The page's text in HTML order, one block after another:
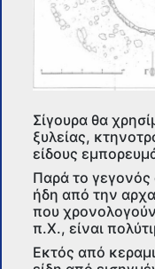
Σίγουρα θα
ξυλείας,
είδους
Παρά το γεγονός
ήδη από την
που
π.Χ., είναι
Εκτός από